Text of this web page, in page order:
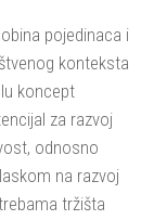
pojedinaca i
konteksta
koncept
za razvoj
odnosno
na razvoj
tržišta